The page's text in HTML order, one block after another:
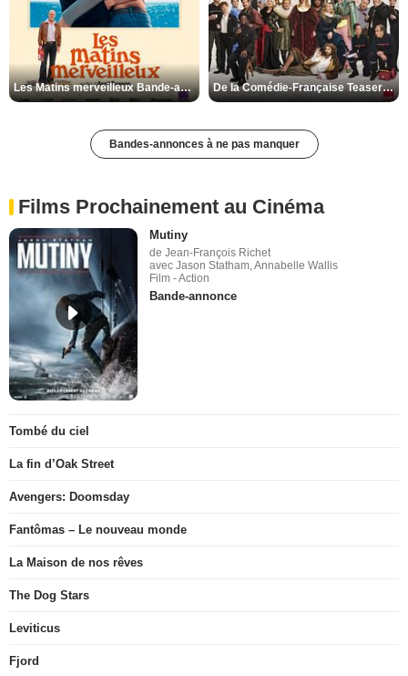
Les Matins merveilleux Bande-annonce VF De la Comédie-Française Teaser VF
Bandes-annonces à ne pas manquer
Films Prochainement au Cinéma
Mutiny
de Jean-François Richet
avec Jason Statham, Annabelle Wallis
Film - Action
Bande-annonce
Tombé du ciel
La fin d’Oak Street
Avengers: Doomsday
Fantômas – Le nouveau monde
La Maison de nos rêves
The Dog Stars
Leviticus
Fjord